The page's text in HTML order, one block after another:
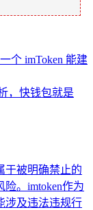
个 imToken 能建
，快钱包就是
于被明确禁止的
。imtoken作为
涉及违法违规行